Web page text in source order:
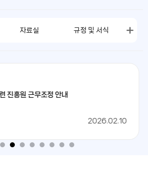
자료실 규정 및 서식
진흥원 근무조정 안내
2026.02.10
스터육성(R&D) 사사문구 기입 가이드라
2026.06.01
공통 운영요령_산업부 고시 제2024-218
2026.06.01
육성 우수사례(킥더허들)
2024.04.30